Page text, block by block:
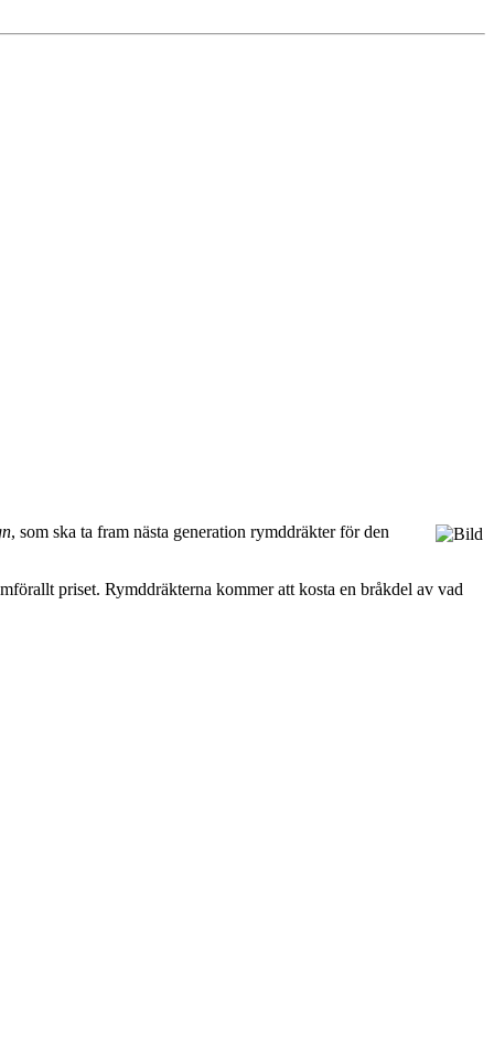
, som ska ta fram nästa generation rymddräkter för den
priset. Rymddräkterna kommer att kosta en bråkdel av vad